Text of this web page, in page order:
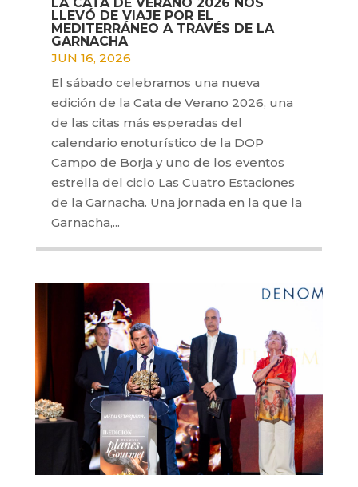
LLEVÓ DE VIAJE POR EL
MEDITERRÁNEO A TRAVÉS DE LA
GARNACHA
JUN 16, 2026
El sábado celebramos una nueva
edición de la Cata de Verano 2026, una
de las citas más esperadas del
calendario enoturístico de la DOP
Campo de Borja y uno de los eventos
estrella del ciclo Las Cuatro Estaciones
de la Garnacha. Una jornada en la que la
Garnacha,...